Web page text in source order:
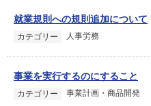
就業規則への規則追加について
カテゴリー 人事労務
事業を実行するのにすること
カテゴリー 事業計画・商品開発